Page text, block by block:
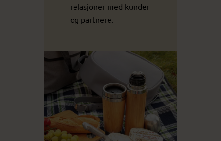
relasjoner med kunder
og partnere.